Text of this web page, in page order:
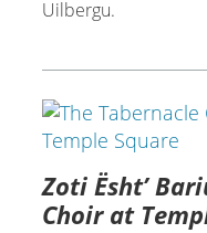
Uilbergu.
Zoti Ësht’
Choir at